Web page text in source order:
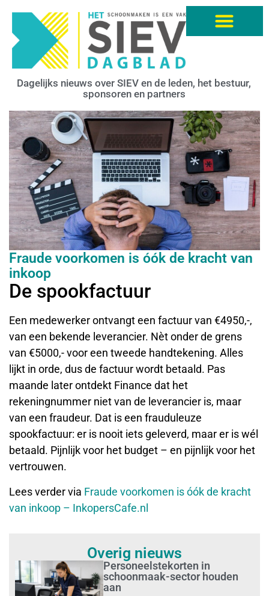
Dagelijks nieuws over SIEV en de leden, het bestuur,
sponsoren en partners
Fraude voorkomen is óók de kracht van
inkoop
De spookfactuur
Een medewerker ontvangt een factuur van €4950,-,
van een bekende leverancier. Nèt onder de grens
van €5000,- voor een tweede handtekening. Alles
lijkt in orde, dus de factuur wordt betaald. Pas
maande later ontdekt Finance dat het
rekeningnummer niet van de leverancier is, maar
van een fraudeur. Dat is een frauduleuze
spookfactuur: er is nooit iets geleverd, maar er is wél
betaald. Pijnlijk voor het budget – en pijnlijk voor het
vertrouwen.
Lees verder via Fraude voorkomen is óók de kracht
van inkoop – InkopersCafe.nl
Overig nieuws
Personeelstekorten in
schoonmaak-sector houden
aan